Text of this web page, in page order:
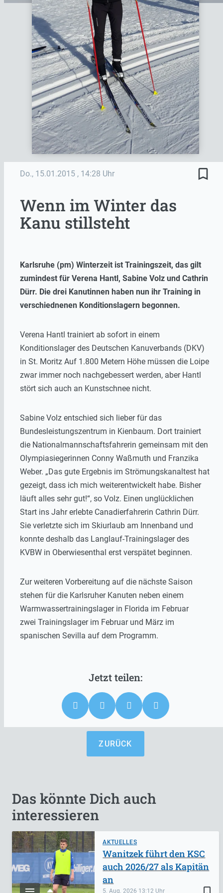
Do., 15.01.2015 , 14:28 Uhr bookmark_border
Wenn im Winter das
Kanu stillsteht
Karlsruhe (pm) Winterzeit ist Trainingszeit, das gilt
zumindest für Verena Hantl, Sabine Volz und Cathrin
Dürr. Die drei Kanutinnen haben nun ihr Training in
verschiednenen Konditionslagern begonnen.
Verena Hantl trainiert ab sofort in einem
Konditionslager des Deutschen Kanuverbands (DKV)
in St. Moritz Auf 1.800 Metern Höhe müssen die Loipe
zwar immer noch nachgebessert werden, aber Hantl
stört sich auch an Kunstschnee nicht.
Sabine Volz entschied sich lieber für das
Bundesleistungszentrum in Kienbaum. Dort trainiert
die Nationalmannschaftsfahrerin gemeinsam mit den
Olympiasiegerinnen Conny Waßmuth und Franzika
Weber. „Das gute Ergebnis im Strömungskanaltest hat
gezeigt, dass ich mich weiterentwickelt habe. Bisher
läuft alles sehr gut!“, so Volz. Einen unglücklichen
Start ins Jahr erlebte Canadierfahrerin Cathrin Dürr.
Sie verletzte sich im Skiurlaub am Innenband und
konnte deshalb das Langlauf-Trainingslager des
KVBW in Oberwiesenthal erst verspätet beginnen.
Zur weiteren Vorbereitung auf die nächste Saison
stehen für die Karlsruher Kanuten neben einem
Warmwassertrainingslager in Florida im Februar
zwei Trainingslager im Februar und März im
spanischen Sevilla auf dem Programm.
ZURÜCK
Das könnte Dich auch
interessieren
AKTUELLES
5. Aug. 2026 13:12
Wanitzek führt den KSC
auch 2026/27 als Kapitän
an